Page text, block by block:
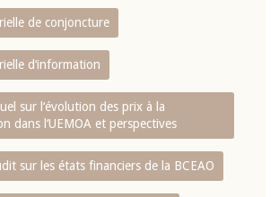
de conjoncture
d‘information
sur l‘évolution des prix à la
dans l‘UEMOA et perspectives
sur les états financiers de la BCEAO